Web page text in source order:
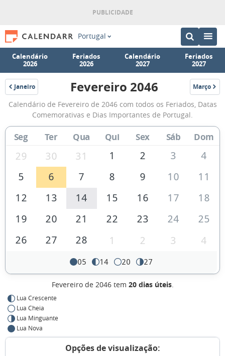
Portugal
Calendário
2026
Feriados
2026
Calendário
2027
Feriados
2027
Janeiro
2046
Calendário
de
Fevereiro
de
Fevereiro 2046 Março
2046
Calendário de Fevereiro de 2046 com todos os Feriados, Datas
Comemorativas e Dias Importantes de Portugal.
Seg Ter Qua Qui Sex Sáb Dom
29 30 31 1 2 3
4
5
6 7 8 9 10
11
12
13 14 15 16 17
18
19
20 21 22 23 24
25
26
27 28 1 2 3 4
05 14 20 27
Fevereiro de 2046 tem 20 dias úteis.
Lua Crescente
Lua Cheia
Lua Minguante
Lua Nova
Opções de visualização: